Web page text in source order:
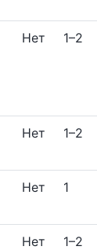
Нет 1–2
Нет 1–2
Нет 1
Нет 1–2